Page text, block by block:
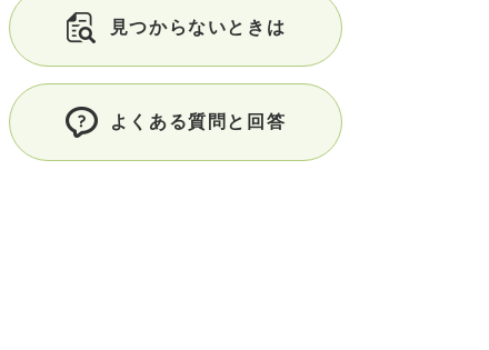
見つからないときは
よくある質問と回答